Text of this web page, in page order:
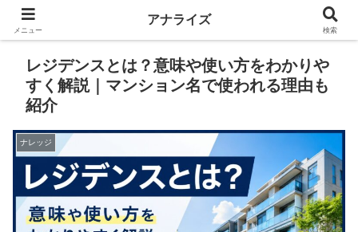
レジデンスとは？意味や使い方をわかりや
すく解説｜マンション名で使われる理由も
紹介
ナレッジ
メニュー
アナライズ
検索